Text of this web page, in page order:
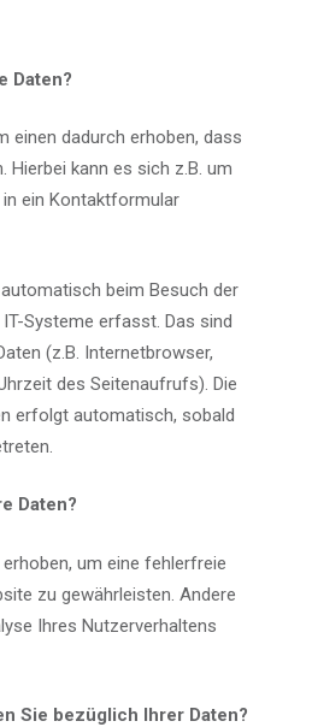
Daten?
einen dadurch erhoben, dass
Hierbei kann es sich z.B. um
in ein Kontaktformular
beim Besuch der
Systeme erfasst. Das sind
(z.B. Internetbrowser,
des Seitenaufrufs). Die
erfolgt automatisch, sobald
Daten?
um eine fehlerfreie
zu gewährleisten. Andere
Ihres Nutzerverhaltens
Sie bezüglich Ihrer Daten?